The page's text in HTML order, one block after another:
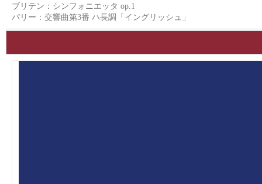
ブリテン：シンフォニエッタ op.1
パリー：交響曲第3番 ハ長調「イングリッシュ」